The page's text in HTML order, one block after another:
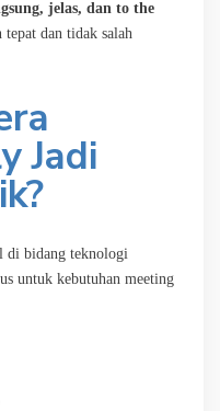
jelas, dan to the
dan tidak salah
Jadi
di bidang teknologi
untuk kebutuhan meeting